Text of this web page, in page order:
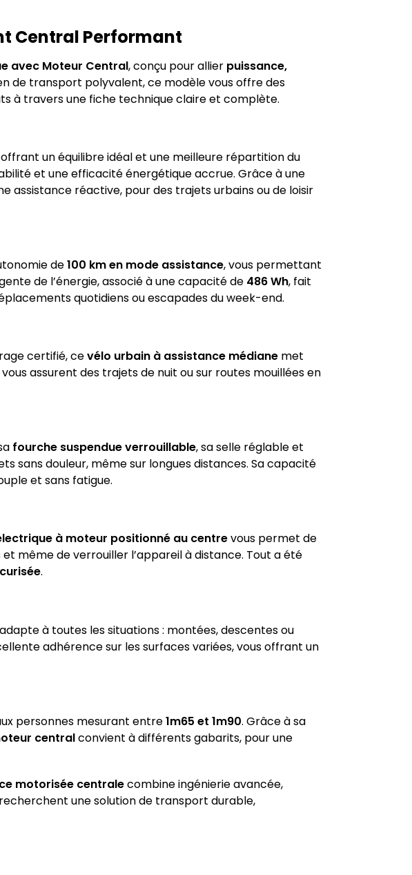
Central Performant
avec Moteur Central, conçu pour allier puissance,
de transport polyvalent, ce modèle vous offre des
à travers une fiche technique claire et complète.
un équilibre idéal et une meilleure répartition du
et une efficacité énergétique accrue. Grâce à une
assistance réactive, pour des trajets urbains ou de loisir
de100 km en mode assistance, vous permettant
de l’énergie, associé à une capacité de 486 Wh, fait
quotidiens ou escapades du week-end.
certifié, cevélo urbain à assistance médianemet
assurent des trajets de nuit ou sur routes mouillées en
fourche suspendue verrouillable, sa selle réglable et
sans douleur, même sur longues distances. Sa capacité
et sans fatigue.
à moteur positionné au centrevous permet de
même de verrouiller l’appareil à distance. Tout a été
.
à toutes les situations : montées, descentes ou
adhérence sur les surfaces variées, vous offrant un
personnes mesurant entre1m65 et 1m90. Grâce à sa
centralconvient à différents gabarits, pour une
motorisée centralecombine ingénierie avancée,
une solution de transport durable,